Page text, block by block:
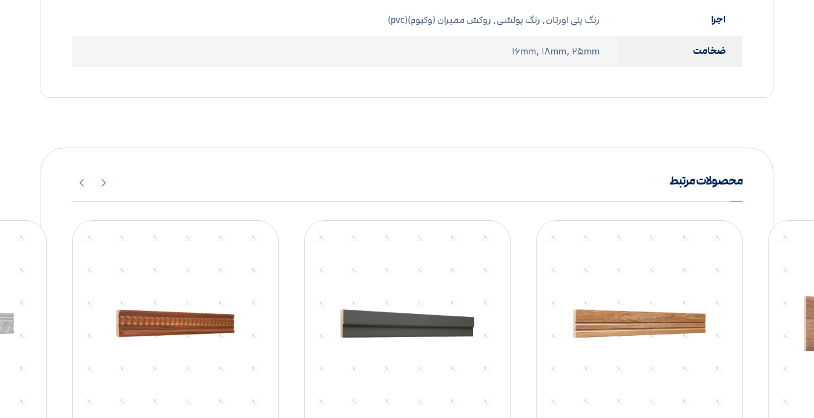
اجرا رنگ پلی اورتان, رنگ پولشی, روکش ممبران (وکیوم)(pvc)
ضخامت ۱۶mm, ۱۸mm, ۲۵mm
محصولات مرتبط